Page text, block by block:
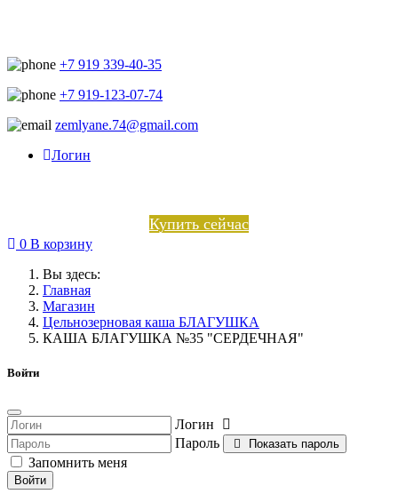
+7 919 339-40-35
+7 919-123-07-74
zemlyane.74@gmail.com
Логин
Купить сейчас
0 В корзину
Вы здесь:
Главная
Магазин
Цельнозерновая каша БЛАГУШКА
КАША БЛАГУШКА №35 "СЕРДЕЧНАЯ"
Войти
Логин
Пароль
Показать пароль
Запомнить меня
Войти